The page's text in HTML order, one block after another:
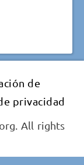
de
privacidad
All rights